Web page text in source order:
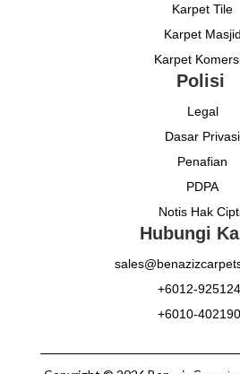
Karpet Tile
Karpet Masjid
Karpet
Polisi
Legal
Dasar Privasi
Penafian
PDPA
Notis Hak
Hubungi
+6012-
+6010-